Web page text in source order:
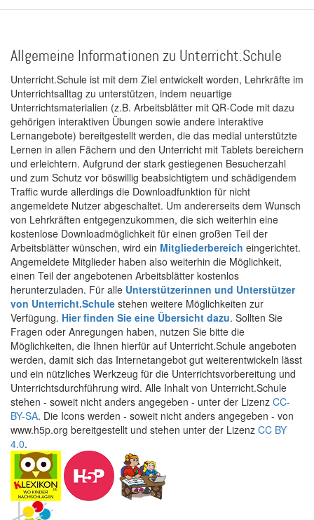
Allgemeine Informationen zu Unterricht.Schule
Unterricht.Schule ist mit dem Ziel entwickelt worden, Lehrkräfte im
Unterrichtsalltag zu unterstützen, indem neuartige
Unterrichtsmaterialien (z.B. Arbeitsblätter mit QR-Code mit dazu
gehörigen interaktiven Übungen sowie andere interaktive
Lernangebote) bereitgestellt werden, die das medial unterstützte
Lernen in allen Fächern und den Unterricht mit Tablets bereichern
und erleichtern. Aufgrund der stark gestiegenen Besucherzahl
und zum Schutz vor böswillig beabsichtigtem und schädigendem
Traffic wurde allerdings die Downloadfunktion für nicht
angemeldete Nutzer abgeschaltet. Um andererseits dem Wunsch
von Lehrkräften entgegenzukommen, die sich weiterhin eine
kostenlose Downloadmöglichkeit für einen großen Teil der
Arbeitsblätter wünschen, wird ein Mitgliederbereich eingerichtet.
Angemeldete Mitglieder haben also weiterhin die Möglichkeit,
einen Teil der angebotenen Arbeitsblätter kostenlos
herunterzuladen. Für alle Unterstützerinnen und Unterstützer
von Unterricht.Schule stehen weitere Möglichkeiten zur
Verfügung. Hier finden Sie eine Übersicht dazu. Sollten Sie
Fragen oder Anregungen haben, nutzen Sie bitte die
Möglichkeiten, die Ihnen hierfür auf Unterricht.Schule angeboten
werden, damit sich das Internetangebot gut weiterentwickeln lässt
und ein nützliches Werkzeug für die Unterrichtsvorbereitung und
Unterrichtsdurchführung wird. Alle Inhalt von Unterricht.Schule
stehen - soweit nicht anders angegeben - unter der Lizenz CC-
BY-SA. Die Icons werden - soweit nicht anders angegeben - von
www.h5p.org bereitgestellt und stehen unter der Lizenz CC BY
4.0.